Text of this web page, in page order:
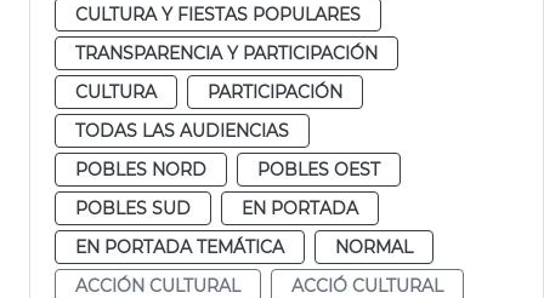
CULTURA Y FIESTAS POPULARES
TRANSPARENCIA Y PARTICIPACIÓN
CULTURA
PARTICIPACIÓN
TODAS LAS AUDIENCIAS
POBLES NORD
POBLES OEST
POBLES SUD
EN PORTADA
EN PORTADA TEMÁTICA
NORMAL
ACCIÓN CULTURAL
ACCIÓ CULTURAL